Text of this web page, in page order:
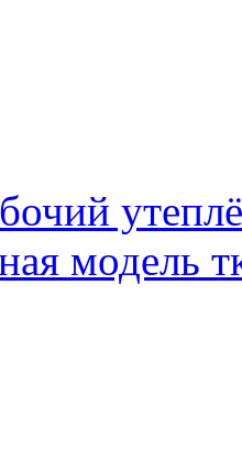
модель